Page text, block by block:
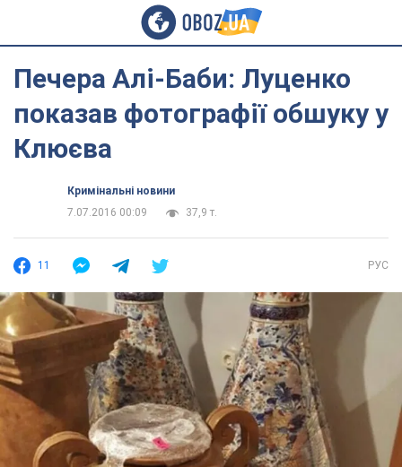
Печера Алі-Баби: Луценко
показав фотографії обшуку у
Клюєва
Кримінальні новини
7.07.2016 00:09
37,9 т.
11 РУС